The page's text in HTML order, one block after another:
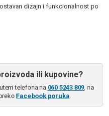
dizajn i funkcionalnost po
ili kupovine?
telefona na 060 5243 809, na
Facebook poruka.